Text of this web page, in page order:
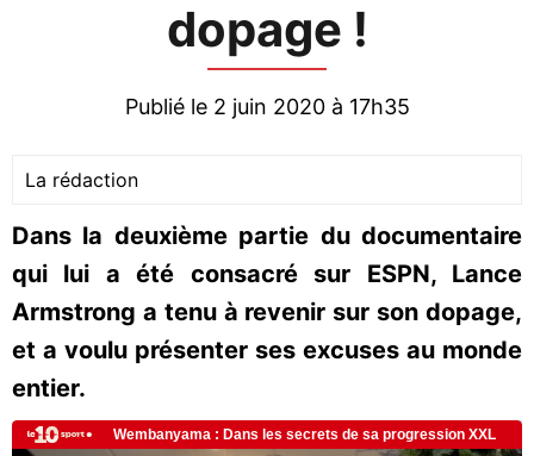
dopage !
Publié le 2 juin 2020 à 17h35
La rédaction
Dans la deuxième partie du documentaire
qui lui a été consacré sur ESPN, Lance
Armstrong a tenu à revenir sur son dopage,
et a voulu présenter ses excuses au monde
entier.